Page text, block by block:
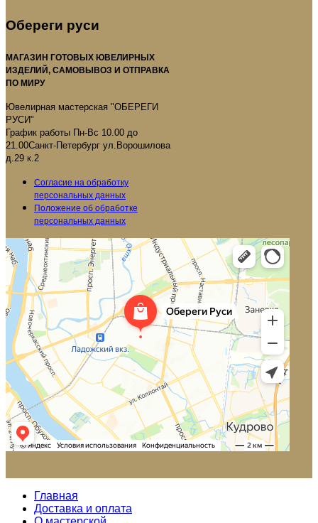
Обереги руси
МАГАЗИН ГОТОВЫХ ЮВЕЛИРНЫХ
ИЗДЕЛИЙ, САМОВЫВОЗ И ОТПРАВКА
ПО МИРУ
Ювелирная мастерская "ОБЕРЕГИ
РУСИ"
График работы Пн-Вс 10.00 до
21.00Санкт-Петербург ул.Ворошилова
д.29 к.2
Согласие на обработку
персональных данных
Положение об обработке
персональных данных
Главная
Доставка и оплата